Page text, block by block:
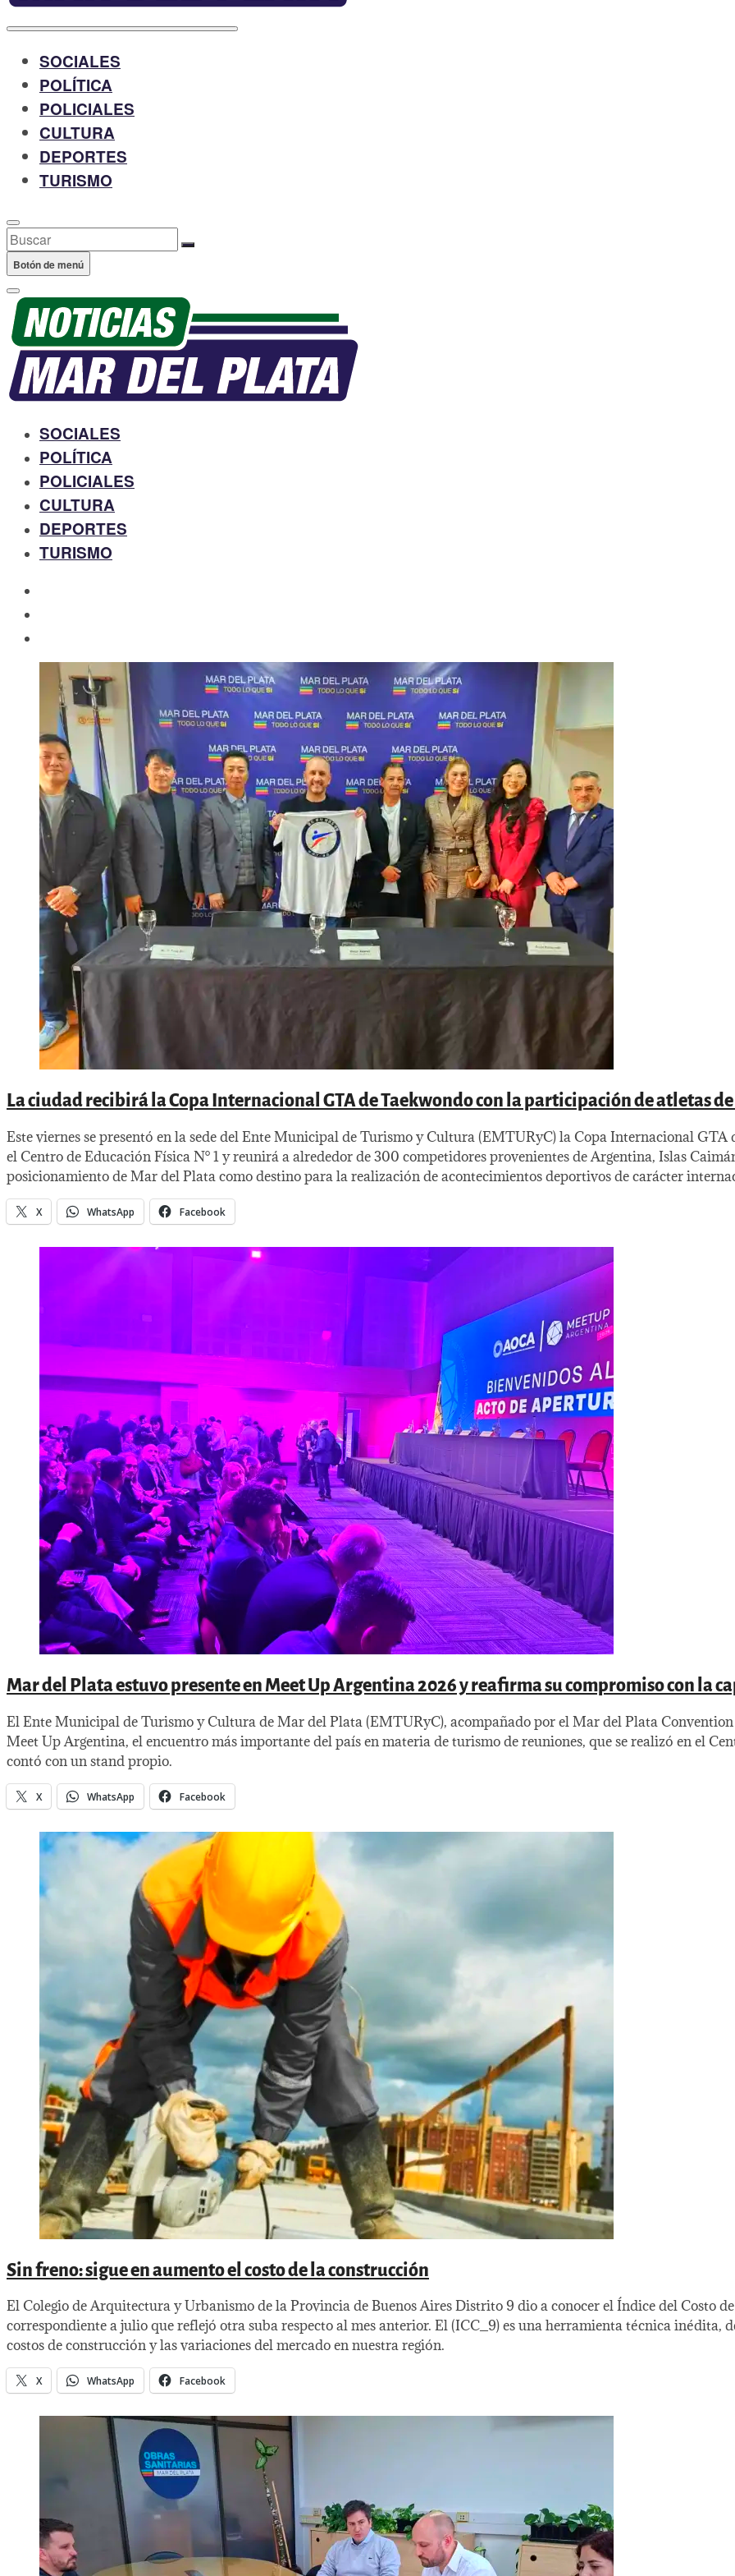
SOCIALES
POLÍTICA
POLICIALES
CULTURA
DEPORTES
TURISMO
Buscar
Botón de menú
SOCIALES
POLÍTICA
POLICIALES
CULTURA
DEPORTES
TURISMO
La ciudad recibirá la Copa Internacional GTA de Taekwondo con la participación de atletas de
Este viernes se presentó en la sede del Ente Municipal de Turismo y Cultura (EMTURyC) la Copa Internacional GTA
el Centro de Educación Física N° 1 y reunirá a alrededor de 300 competidores provenientes de Argentina, Islas
posicionamiento de Mar del Plata como destino para la realización de acontecimientos deportivos de carácter
X WhatsApp Facebook
Mar del Plata estuvo presente en Meet Up Argentina 2026 y reafirma su compromiso con la
El Ente Municipal de Turismo y Cultura de Mar del Plata (EMTURyC), acompañado por el Mar del Plata
Meet Up Argentina, el encuentro más importante del país en materia de turismo de reuniones, que se realizó en el
contó con un stand propio.
X WhatsApp Facebook
Sin freno: sigue en aumento el costo de la construcción
El Colegio de Arquitectura y Urbanismo de la Provincia de Buenos Aires Distrito 9 dio a conocer el Índice del Costo
correspondiente a julio que reflejó otra suba respecto al mes anterior. El (ICC_9) es una herramienta técnica inédita,
costos de construcción y las variaciones del mercado en nuestra región.
X WhatsApp Facebook